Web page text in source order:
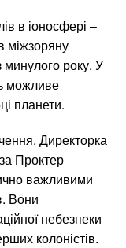
в іоносфері –
міжзоряну
минулого року. У
можливе
планети.
Директорка
Проктер
важливими
Вони
небезпеки
колоністів.